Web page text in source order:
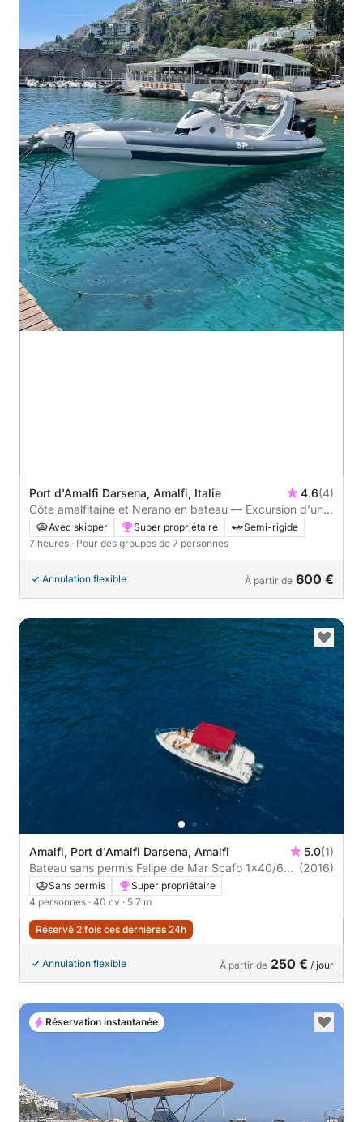
Port d'Amalfi Darsena, Amalfi, Italie 4.6(4)
Côte amalfitaine et Nerano en bateau — Excursion d'une
journée au départ d'Amalfi
Avec skipper Super propriétaire
Semi-rigide
7 heures · Pour des groupes de 7 personnes
Annulation flexible À partir de 600 €
Amalfi, Port d'Amalfi Darsena, Amalfi 5.0(1)
Bateau sans permis Felipe de Mar Scafo 1x40/60
HP Benzina 40cv
(2016)
Sans permis
Super propriétaire
4 personnes · 40 cv · 5.7 m
Réservé 2 fois ces dernières 24h
Annulation flexible À partir de 250 € / jour
Réservation instantanée